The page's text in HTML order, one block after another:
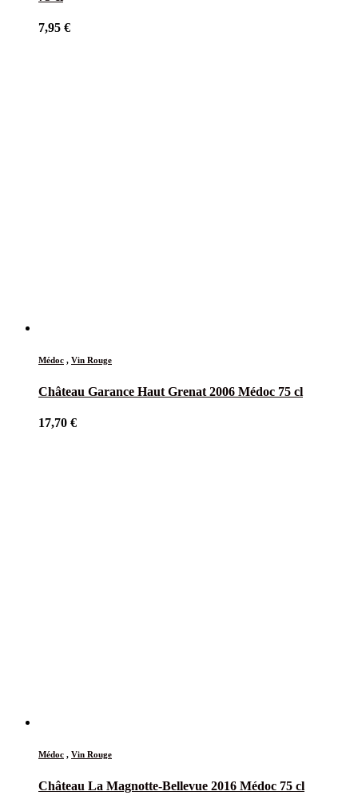
7,95 €
Médoc , Vin Rouge
Château Garance Haut Grenat 2006 Médoc 75 cl
17,70 €
Médoc , Vin Rouge
Château La Magnotte-Bellevue 2016 Médoc 75 cl